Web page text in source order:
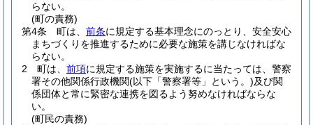
らない。
(町の責務)
第4条
町は、 前条に規定する基本理念にのっとり、安全安心
まちづくりを推進するために必要な施策を講じなければな
らない。
2
町は、 前項に規定する施策を実施するに当たっては、警察
署その他関係行政機関(以下「警察署等」という。)及び関
係団体と常に緊密な連携を図るよう努めなければならな
い。
(町民の責務)